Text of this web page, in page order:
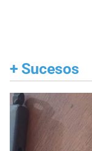
+ Sucesos